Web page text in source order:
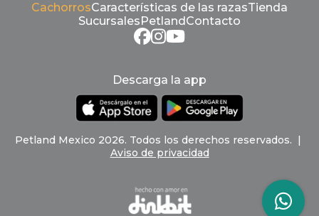
CachorrosCaracterísticas de las razasTienda
Sucursales Petland Contacto
Descarga la app
Petland Mexico 2026. Todos los derechos reservados. |
Aviso de privacidad